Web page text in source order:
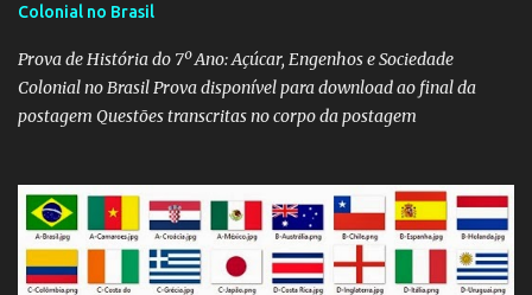
Colonial no Brasil
Prova de História do 7º Ano: Açúcar, Engenhos e Sociedade
Colonial no Brasil Prova disponível para download ao final da
postagem Questões transcritas no corpo da postagem